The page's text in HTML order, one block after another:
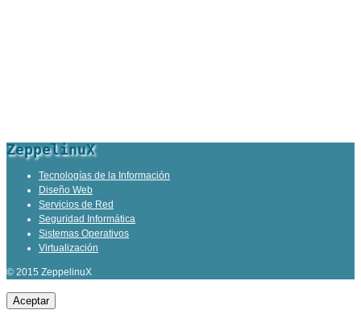
ZeppelinuX
Tecnologías de la Información
Diseño Web
Servicios de Red
Seguridad Informática
Sistemas Operativos
Virtualización
© 2015 ZeppelinuX
Aceptar